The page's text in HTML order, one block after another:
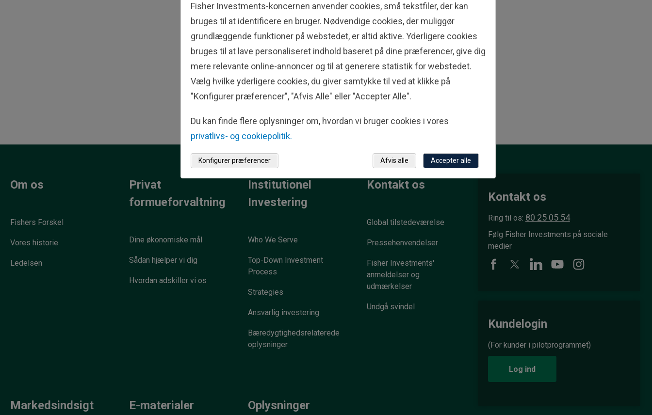
Om os
Fishers Forskel
Vores historie
Ledelsen
Privat
formueforvaltning
Dine økonomiske mål
Sådan hjælper vi dig
Hvordan adskiller vi os
Institutionel
Investering
Who We Serve
Top-Down Investment
Process
Strategies
Ansvarlig investering
Bæredygtighedsrelaterede
oplysninger
Kontakt os
Global tilstedeværelse
Pressehenvendelser
Fisher Investments'
anmeldelser og
udmærkelser
Undgå svindel
Markedsindsigt E-materialer Oplysninger
Kontakt os
Ring til os: 80 25 05 54
Følg Fisher Investments på sociale
medier
Kundelogin
(For kunder i pilotprogrammet)
Log ind
Fisher Investments-koncernen anvender cookies, små tekstfiler, der kan
bruges til at identificere en bruger. Nødvendige cookies, der muliggør
grundlæggende funktioner på webstedet, er altid aktive. Yderligere cookies
bruges til at lave personaliseret indhold baseret på dine præferencer, give dig
mere relevante online-annoncer og til at generere statistik for webstedet.
Vælg hvilke yderligere cookies, du giver samtykke til ved at klikke på
"Konfigurer præferencer", "Afvis Alle" eller "Accepter Alle".
Du kan finde flere oplysninger om, hvordan vi bruger cookies i vores
privatlivs- og cookiepolitik.
Accepter alle
Afvis alle
Konfigurer præferencer